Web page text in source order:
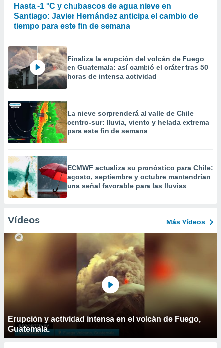
Hasta -1 °C y chubascos de agua nieve en
Santiago: Javier Hernández anticipa el cambio de
tiempo para este fin de semana
Finaliza la erupción del volcán de Fuego
en Guatemala: así cambió el cráter tras 50
horas de intensa actividad
La nieve sorprenderá al valle de Chile
centro-sur: lluvia, viento y helada extrema
para este fin de semana
ECMWF actualiza su pronóstico para Chile:
agosto, septiembre y octubre mantendrían
una señal favorable para las lluvias
Vídeos Más Vídeos
Erupción y actividad intensa en el volcán de Fuego,
Guatemala.